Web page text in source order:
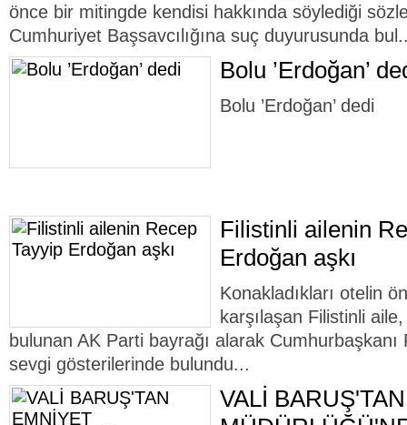
önce bir mitingde kendisi hakkında söylediği
Cumhuriyet Başsavcılığına suç duyurusunda
Bolu ’Erdoğan’
Bolu ’Erdoğan’ dedi
Filistinli ailenin
Erdoğan aşkı
Konakladıkları otelin
karşılaşan Filistinli
bulunan AK Parti bayrağı alarak Cumhurbaşkanı
sevgi gösterilerinde bulundu...
VALİ